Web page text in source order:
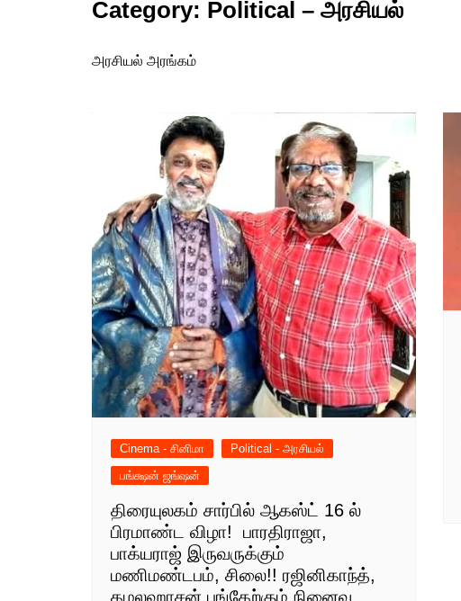
பங்க்ஷன் ஜங்ஷன்
Category: Political – அரசியல்
அரசியல் அரங்கம்
Cinema - சினிமா
Political - அரசியல்
பங்க்ஷன் ஜங்ஷன்
திரையுலகம் சார்பில் ஆகஸ்ட் 16 ல்
பிரமாண்ட விழா! பாரதிராஜா,
பாக்யராஜ் இருவருக்கும்
மணிமண்டபம், சிலை!! ரஜினிகாந்த்,
கமலஹாசன் பங்கேற்கும் நினைவு